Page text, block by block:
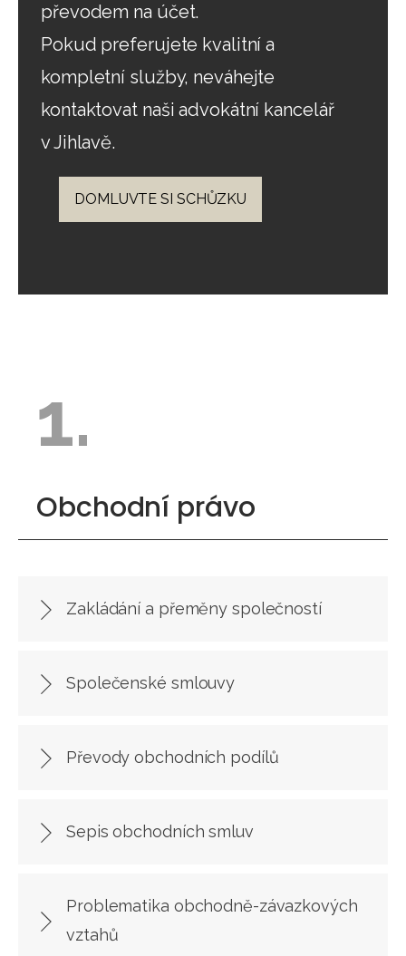
převodem na účet.
Pokud preferujete kvalitní a
kompletní služby, neváhejte
kontaktovat naši advokátní kancelář
v Jihlavě.
DOMLUVTE SI SCHŮZKU
1.
Obchodní právo
Zakládání a přeměny společností
Společenské smlouvy
Převody obchodních podílů
Sepis obchodních smluv
Problematika obchodně-závazkových
vztahů